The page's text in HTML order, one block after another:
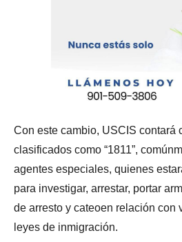
Con este cambio, USCIS contará
clasificados como “1811”,
agentes especiales, quienes
para investigar, arrestar, portar
de arresto y cateoen relación con
leyes de inmigración.